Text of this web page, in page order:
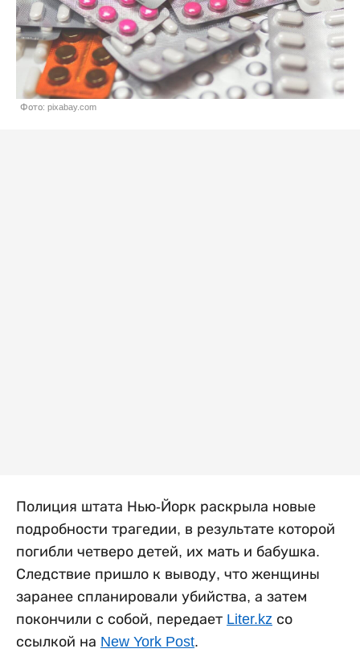
Фото: pixabay.com
Полиция штата Нью-Йорк раскрыла новые
подробности трагедии, в результате которой
погибли четверо детей, их мать и бабушка.
Следствие пришло к выводу, что женщины
заранее спланировали убийства, а затем
покончили с собой, передает Liter.kz со
ссылкой на New York Post.